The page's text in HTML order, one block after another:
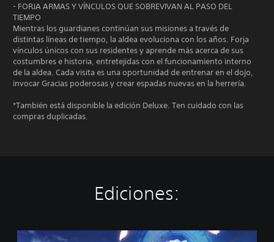
- FORJA ARMAS Y VÍNCULOS QUE SOBREVIVAN AL PASO DEL
TIEMPO
Mientras los guardianes continúan sus misiones a través de
distintas líneas de tiempo, la aldea evoluciona con los años. Forja
vínculos únicos con sus residentes y aprende más acerca de sus
costumbres e historia, entretejidas con el funcionamiento interno
de la aldea. Cada visita es una oportunidad de entrenar en el dojo,
invocar Gracias poderosas y crear espadas nuevas en la herrería.
*También está disponible la edición Deluxe. Ten cuidado con las
compras duplicadas.
Ediciones: